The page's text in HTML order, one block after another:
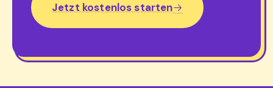
Jetzt kostenlos starten